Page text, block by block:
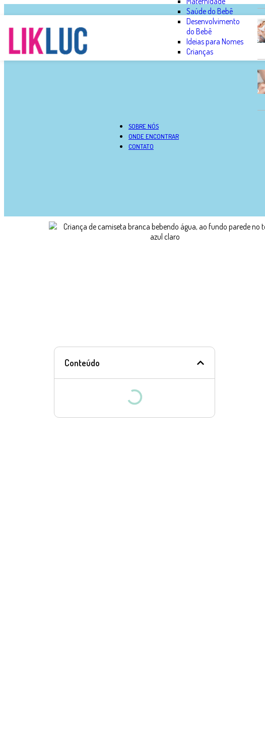
Saúde do Bebê
Desenvolvimento
do Bebê
Ideias para Nomes
Crianças
SOBRE NÓS
ONDE ENCONTRAR
CONTATO
Conteúdo